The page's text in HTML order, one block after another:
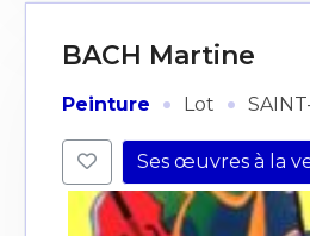
BACH Martine
Peinture · Lot ·
Ses œuvres à la